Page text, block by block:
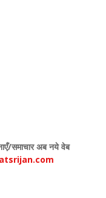
समाचार अब नये वेब